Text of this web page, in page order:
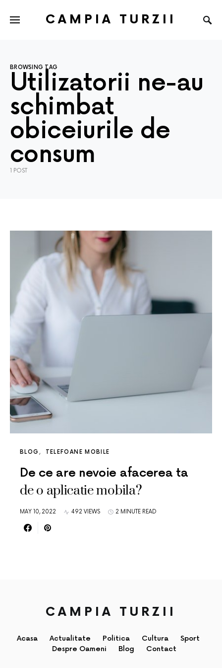
CAMPIA TURZII
BROWSING TAG
Utilizatorii ne-au
schimbat
obiceiurile de
consum
1 POST
BLOG TELEFOANE MOBILE
De ce are nevoie afacerea ta
de o aplicatie mobila?
MAY 10, 2022 492 VIEWS 2 MINUTE READ
CAMPIA TURZII
Acasa Actualitate Politica Cultura
Sport
Despre Oameni
Blog Contact